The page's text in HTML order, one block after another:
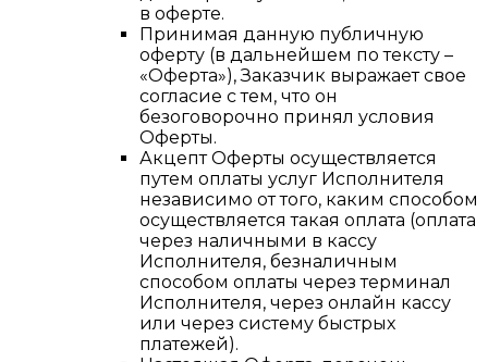
в оферте.
Принимая данную публичную
оферту (в дальнейшем по тексту –
«Оферта»), Заказчик выражает свое
согласие с тем, что он
безоговорочно принял условия
Оферты.
Акцепт Оферты осуществляется
путем оплаты услуг Исполнителя
независимо от того, каким способом
осуществляется такая оплата (оплата
через наличными в кассу
Исполнителя, безналичным
способом оплаты через терминал
Исполнителя, через онлайн кассу
или через систему быстрых
платежей).